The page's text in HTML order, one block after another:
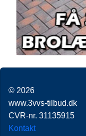
© 2026
www.3vvs-tilbud.dk
CVR-nr. 31135915
Kontakt